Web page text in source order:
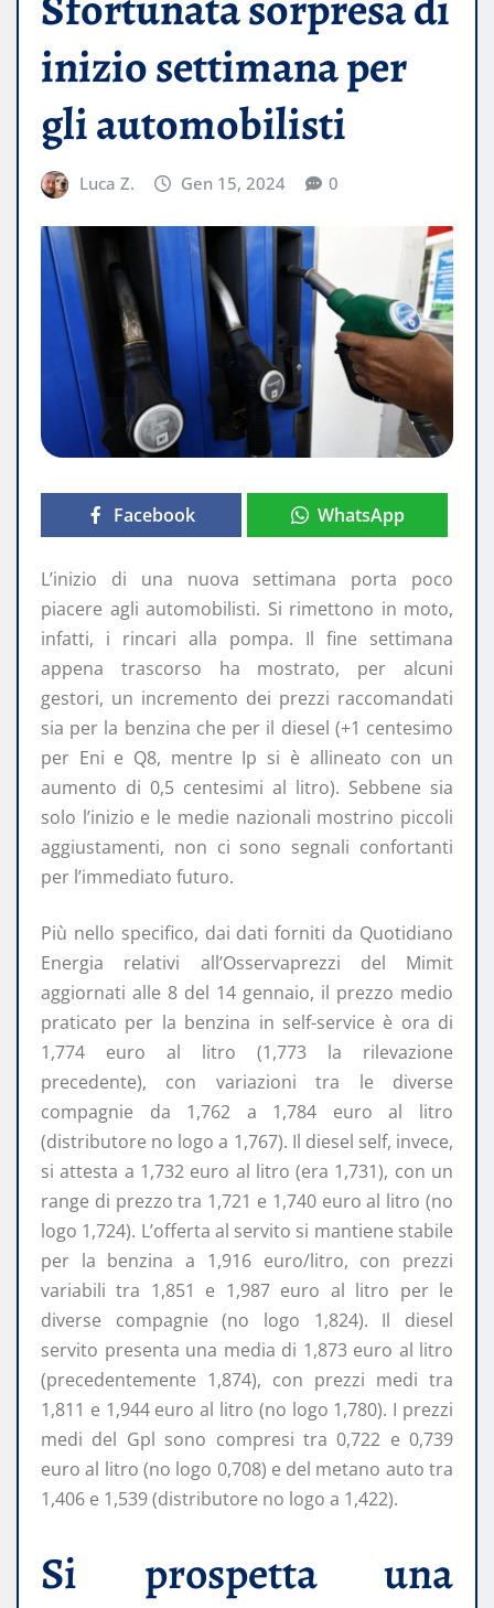
inizio settimana per
gli automobilisti
Luca Z. Gen 15, 2024 0
Facebook WhatsApp
L’inizio di una nuova settimana porta poco
piacere agli automobilisti. Si rimettono in moto,
infatti, i rincari alla pompa. Il fine settimana
appena trascorso ha mostrato, per alcuni
gestori, un incremento dei prezzi raccomandati
sia per la benzina che per il diesel (+1 centesimo
per Eni e Q8, mentre Ip si è allineato con un
aumento di 0,5 centesimi al litro). Sebbene sia
solo l’inizio e le medie nazionali mostrino piccoli
aggiustamenti, non ci sono segnali confortanti
per l’immediato futuro.
Più nello specifico, dai dati forniti da Quotidiano
Energia relativi all’Osservaprezzi del Mimit
aggiornati alle 8 del 14 gennaio, il prezzo medio
praticato per la benzina in self-service è ora di
1,774 euro al litro (1,773 la rilevazione
precedente), con variazioni tra le diverse
compagnie da 1,762 a 1,784 euro al litro
(distributore no logo a 1,767). Il diesel self, invece,
si attesta a 1,732 euro al litro (era 1,731), con un
range di prezzo tra 1,721 e 1,740 euro al litro (no
logo 1,724). L’offerta al servito si mantiene stabile
per la benzina a 1,916 euro/litro, con prezzi
variabili tra 1,851 e 1,987 euro al litro per le
diverse compagnie (no logo 1,824). Il diesel
servito presenta una media di 1,873 euro al litro
(precedentemente 1,874), con prezzi medi tra
1,811 e 1,944 euro al litro (no logo 1,780). I prezzi
medi del Gpl sono compresi tra 0,722 e 0,739
euro al litro (no logo 0,708) e del metano auto tra
1,406 e 1,539 (distributore no logo a 1,422).
Si prospetta una